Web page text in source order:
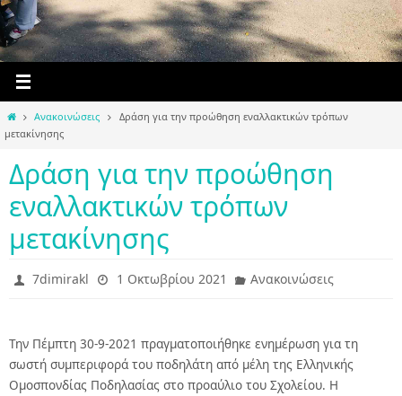
HomeΑνακοινώσεις
Δράση για την προώθηση εναλλακτικών τρόπων
μετακίνησης
Δράση για την προώθηση
εναλλακτικών τρόπων
μετακίνησης
7dimirakl 1 Οκτωβρίου 2021 Ανακοινώσεις
Την Πέμπτη 30-9-2021 πραγματοποιήθηκε ενημέρωση για τη
σωστή συμπεριφορά του ποδηλάτη από μέλη της Ελληνικής
Ομοσπονδίας Ποδηλασίας στο προαύλιο του Σχολείου. Η